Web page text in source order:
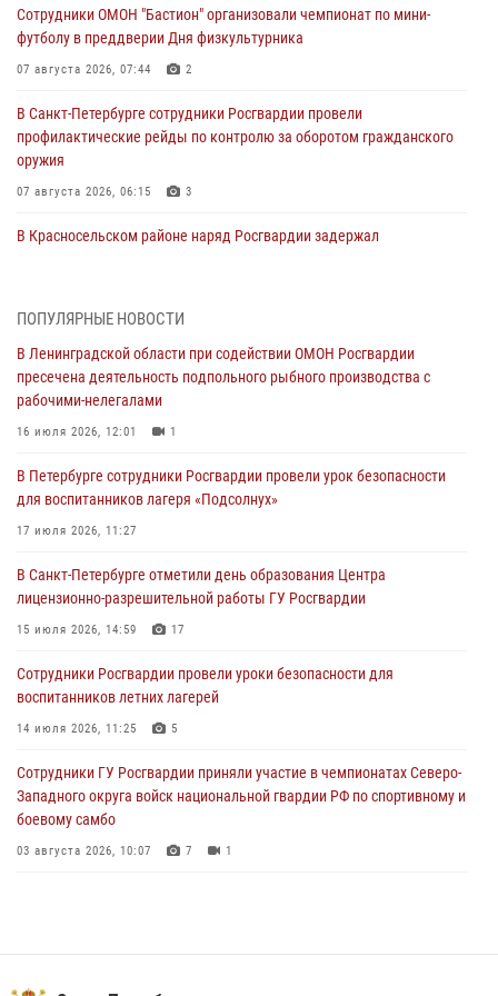
Сотрудники ОМОН "Бастион" организовали чемпионат по мини-
футболу в преддверии Дня физкультурника
07 августа 2026, 07:44 2
В Санкт-Петербурге сотрудники Росгвардии провели
профилактические рейды по контролю за оборотом гражданского
оружия
07 августа 2026, 06:15 3
В Красносельском районе наряд Росгвардии задержал
06 августа 2026, 13:39 1
В Центральном районе росгвардейцы оперативно задержали
хулигана, стрелявшего из пускового устройства рядом с жилыми
домами
06 августа 2026, 11:36
Сотрудники и военнослужащие Росгвардии обеспечили
правопорядок при проведении матча "Зенит" - "Балтика"
06 августа 2026, 07:30
В Выборгском районе наряд Росгвардии обнаружил
разыскиваемый преступный автотранспорт
05 августа 2026, 12:25 2
Петербургские росгвардейцы обнаружили объявленный в розыск
автомобиль, ранее использовавшийся при совершении кражи в
Ленобласти
ПОПУЛЯРНЫЕ НОВОСТИ
В Ленинградской области при содействии ОМОН Росгвардии
пресечена деятельность подпольного рыбного производства с
рабочими-нелегалами
16 июля 2026, 12:01 1
В Петербурге сотрудники Росгвардии провели урок безопасности
для воспитанников лагеря «Подсолнух»
17 июля 2026, 11:27
В Санкт-Петербурге отметили день образования Центра
лицензионно-разрешительной работы ГУ Росгвардии
15 июля 2026, 14:59 17
Сотрудники Росгвардии провели уроки безопасности для
воспитанников летних лагерей
14 июля 2026, 11:25 5
Сотрудники ГУ Росгвардии приняли участие в чемпионатах Северо-
Западного округа войск национальной гвардии РФ по спортивному и
боевому самбо
03 августа 2026, 10:07 7 1